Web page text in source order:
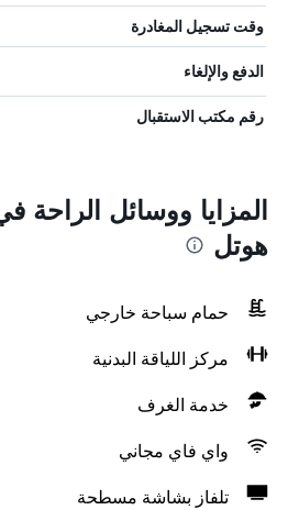
وقت تسجيل المغادرة
الدفع والإلغاء
رقم مكتب الاستقبال
المزايا ووسائل الراحة
هوتل
حمام سباحة خارجي
مركز اللياقة البدنية
خدمة الغرف
واي فاي مجاني
تلفاز بشاشة مسطحة